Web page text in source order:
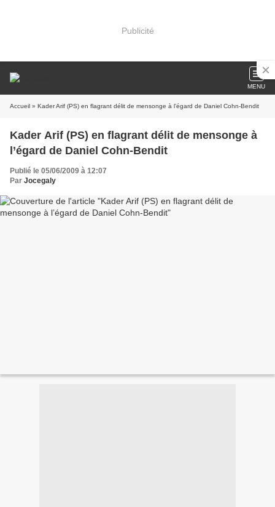
Publicité
MENU
Accueil » Kader Arif (PS) en flagrant délit de mensonge à l’égard de Daniel Cohn-Bendit
Kader Arif (PS) en flagrant délit de mensonge à
l’égard de Daniel Cohn-Bendit
Publié le 05/06/2009 à 12:07
Par Jocegaly